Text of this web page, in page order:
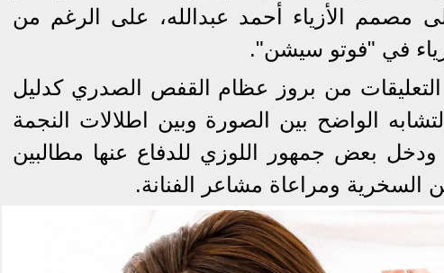
مصمم الأزياء أحمد عبدالله، على الرغم من
في "فوتو سيشن".
من بروز عظام القفص الصدري كدليل
الواضح بين الصورة وبين اطلالات النجمة
ودخل بعض جمهور اللوزي للدفاع عنها مطالبين
السخرية ومراعاة مشاعر الفنانة.